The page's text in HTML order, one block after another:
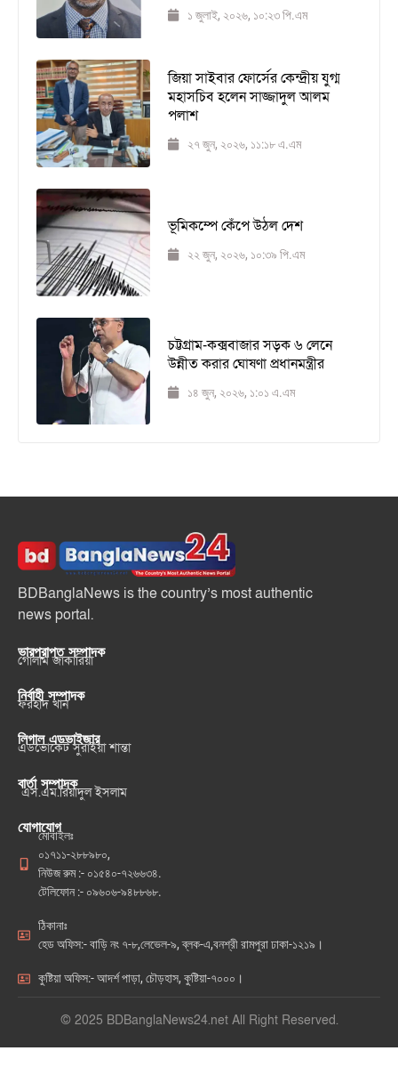
১ জুলাই, ২০২৬, ১০:২৩ পি.এম
জিয়া সাইবার ফোর্সের কেন্দ্রীয় যুগ্ম
মহাসচিব হলেন সাজ্জাদুল আলম
পলাশ
২৭ জুন, ২০২৬, ১১:১৮ এ.এম
ভূমিকম্পে কেঁপে উঠল দেশ
২২ জুন, ২০২৬, ১০:৩৯ পি.এম
চট্টগ্রাম-কক্সবাজার সড়ক ৬ লেনে
উন্নীত করার ঘোষণা প্রধানমন্ত্রীর
১৪ জুন, ২০২৬, ১:০১ এ.এম
BDBanglaNews is the country’s most authentic
news portal.
ভারপ্রাপ্ত সম্পাদক
গোলাম জাকারিয়া
নির্বাহী সম্পাদক
ফরহাদ খান
লিগাল এডভাইজার
এডভোকেট সুরাইয়া শান্তা
বার্তা সম্পাদক
এস.এম.রিয়াদুল ইসলাম
যোগাযোগ
মোবাইলঃ
০১৭১১-২৮৮৯৮০,
নিউজ রুম :- ০১৫৪০-৭২৬৬৩৪.
টেলিফোন :- ০৯৬০৬-৯৪৮৮৬৮.
ঠিকানাঃ
হেড অফিস:- বাড়ি নং ৭-৮,লেভেল-৯, ব্লক-এ,বনশ্রী রামপুরা ঢাকা-১২১৯।
কুষ্টিয়া অফিস:- আদর্শ পাড়া, চৌড়হাস, কুষ্টিয়া-৭০০০।
© 2025 BDBanglaNews24.net All Right Reserved.